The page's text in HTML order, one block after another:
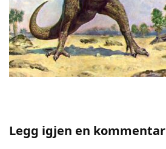
Legg igjen en kommentar